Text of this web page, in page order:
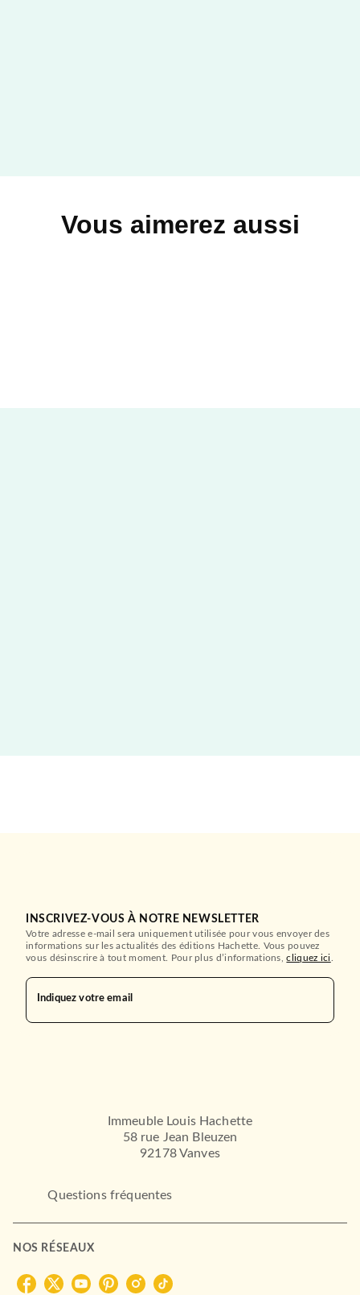
Vous aimerez aussi
INSCRIVEZ-VOUS À NOTRE NEWSLETTER
Votre adresse e-mail sera uniquement utilisée pour vous envoyer des
informations sur les actualités des éditions Hachette. Vous pouvez
vous désinscrire à tout moment. Pour plus d’informations,cliquez ici
Indiquez votre email
Immeuble Louis Hachette
58 rue Jean Bleuzen
92178 Vanves
Questions fréquentes
NOS RÉSEAUX